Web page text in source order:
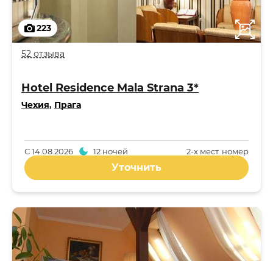
223
52 отзыва
Hotel Residence Mala Strana 3*
Чехия, Прага
2-x мест. номер
С14.08.2026 12 ночей
Уточнить